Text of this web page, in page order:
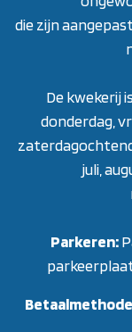
die zijn
De kwekerij
donderdag,
zaterdagochtend
juli,
Parkeren: